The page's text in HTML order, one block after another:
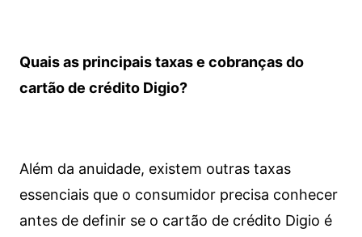
Quais as principais taxas e cobranças do
cartão de crédito Digio?
Além da anuidade, existem outras taxas
essenciais que o consumidor precisa conhecer
antes de definir se o cartão de crédito Digio é